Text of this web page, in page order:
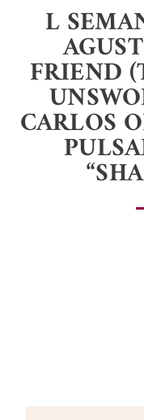
L
FRIEND
CARLOS